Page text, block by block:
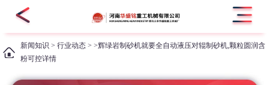
新闻知识 >行业动态 > >辉绿岩制砂机就要全自动液压对辊制砂机,颗粒圆润含
粉可控详情